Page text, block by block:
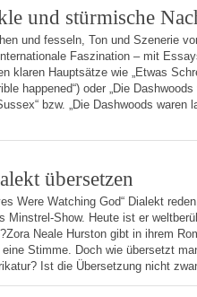
und stürmische
und fesseln, Ton und Szenerie
Faszination – mit
klaren Hauptsätze wie „Etwas
happened“) oder „Die
bzw. „Die Dashwoods
übersetzen
Were Watching God“ Dialekt
Minstrel-Show. Heute ist er
Neale Hurston gibt in ihrem
Stimme. Doch wie übersetzt
Ist die Übersetzung nicht